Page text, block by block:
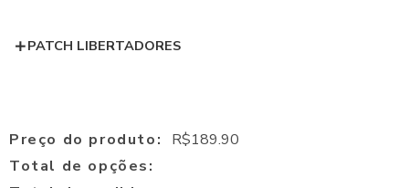
PATCH LIBERTADORES
Preço do produto: R$189.90
Total de opções: